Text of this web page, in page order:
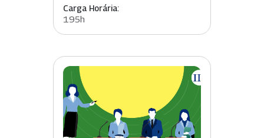
Carga Horária:
195h